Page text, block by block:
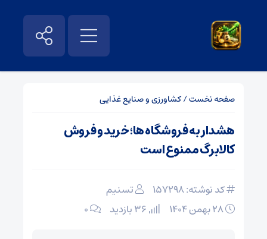
صفحه نخست/کشاورزی و صنایع غذایی
هشدار به فروشگاه ها؛ خرید و فروش
کالابرگ ممنوع است
کد نوشته: 157298
تسنیم
۰